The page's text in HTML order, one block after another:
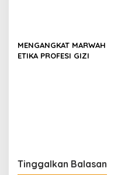
MENGANGKAT MARWAH
ETIKA PROFESI GIZI
Tinggalkan Balasan